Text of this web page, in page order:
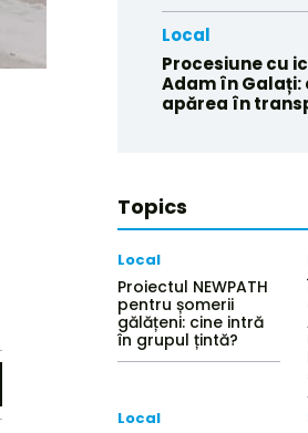
Local
Procesiune cu
Adam în
apărea în
Topics
Local
Proiectul NEWPATH
pentru șomerii
gălățeni: cine intră
în grupul țintă?
Local